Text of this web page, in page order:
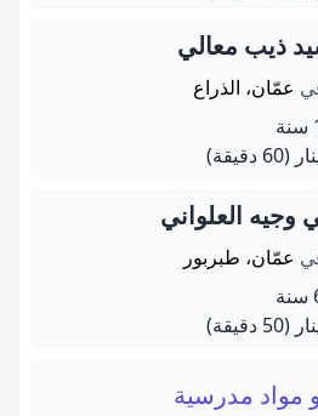
ذيب معالي
عمّان، الذراع
(60 دقيقة)
وجيه العلواني
عمّان، طبربور
(50 دقيقة)
مواد مدرسية